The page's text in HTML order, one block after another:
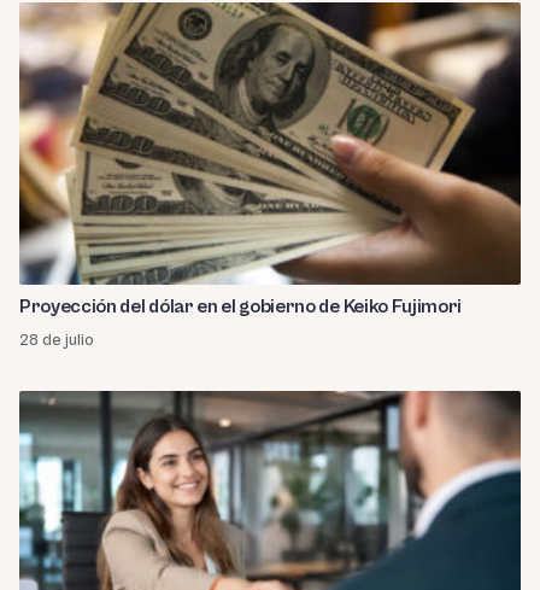
Proyección del dólar en el gobierno de Keiko Fujimori
28 de julio